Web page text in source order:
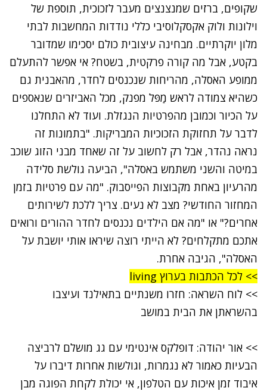
שקופים, ברזים שמנצנצים מעבר לזכוכית, תוספת של
וילונות ולוק אקסקלוסיבי כללי נודדות המחשבות לבתי
מלון יוקרתיים. מבחינה עיצובית כולם יסכימו שמדובר
בקטע, אבל מה קורה פרקטית, בשטח? אי אפשר להתעלם
ממופע האסלה, מהריחות שנכנסים לחדר, מהאבנית גם
כשהיא צמודה לראש מַפּל מפנק, מכל האביזרים שנאספים
על הכיור וכמובן מהפרטיות הנגזלת. ועוד לא התחלנו
לדבר על תחזוקת הזכוכיות המבריקות. "בתמונות זה
נראה נהדר, אבל רק לחשוב על זה שאחד מבני הזוג שוכב
במיטה והשני משתמש באסלה", הביעה גולשת סלידה
מהרעיון באחת מקבוצות הפייסבוק. "מה עם פרטיות בזמן
המחזור החודשי? מצב לא נעים. צריך ללכת לשירותים
אחרים?" או "מה אם הילדים נכנסים לחדר ההורים ורואים
אתכם מתקלחים? לא הייתי רוצה שיראו אותי יושבת על
האסלה", הגיבה אחרת.
>> לכל הכתבות בערוץ living
>> לוח השראה: חזרו משנתיים בתאילנד ועיצבו
בהשראתן את הבית במושב
>> אור יהודה: דופלקס אינטימי עם גג מושלם לרביצה
הבעיות כאמור לא נגמרות, וגולשות אחרות דיברו על
איבוד זמן איכות עם הטלפון, אי יכולת לקחת הפוגה מבן